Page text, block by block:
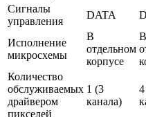
Сигналы
управления
DATA
Исполнение
микросхемы
В
отдельном
корпусе
В
Количество
обслуживаемых
драйвером
пикселей
1 (3
канала)